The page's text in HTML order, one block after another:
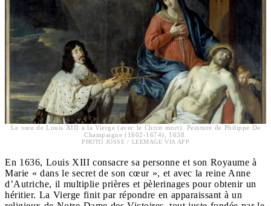
Le vœu de Louis XIII a la Vierge (avec le Christ mort). Peinture de Philippe De
Champaigne (1602-1674), 1638.
PHOTO JOSSE / LEEMAGE VIA AFP
En 1636, Louis XIII consacre sa personne et son Royaume à
Marie « dans le secret de son cœur », et avec la reine Anne
d’Autriche, il multiplie prières et pèlerinages pour obtenir un
héritier. La Vierge finit par répondre en apparaissant à un